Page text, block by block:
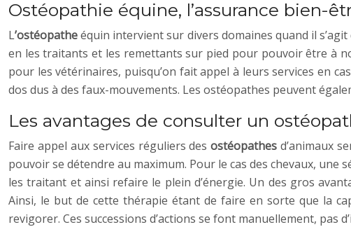
Ostéopathie équine, l’assurance bien-
L’ostéopatheéquin intervient sur divers domaines quand il s’agit
en les traitants et les remettants sur pied pour pouvoir être à
pour les vétérinaires, puisqu’on fait appel à leurs services en
dos dus à des faux-mouvements. Les ostéopathes peuvent
Les avantages de consulter un
Faire appel aux services réguliers desostéopathes d’animaux
pouvoir se détendre au maximum. Pour le cas des chevaux,
les traitant et ainsi refaire le plein d’énergie. Un des gros
Ainsi, le but de cette thérapie étant de faire en sorte que la
revigorer. Ces successions d’actions se font manuellement,